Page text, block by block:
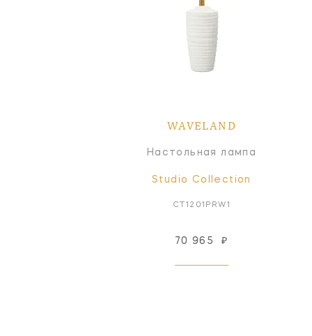
WAVELAND
Настольная лампа
Studio Collection
CT1201PRW1
70 965 ₽